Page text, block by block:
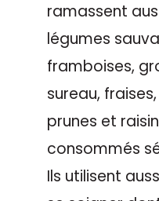
ramassent
légumes
framboises,
sureau,
prunes et
consommés
Ils utilisent